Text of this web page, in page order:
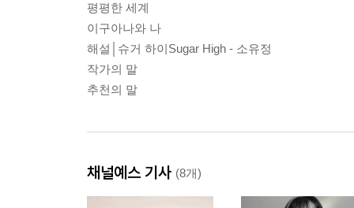
평평한 세계
이구아나와 나
해설│슈거 하이Sugar High - 소유정
작가의 말
추천의 말
채널예스 기사 (8개)